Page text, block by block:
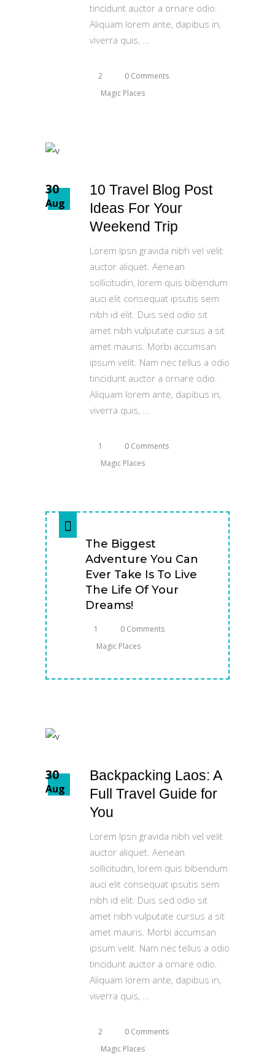
tincidunt auctor a ornare odio.
Aliquam lorem ante, dapibus in,
viverra quis,
2
0 Comments
Magic Places
30
Aug
10 Travel Blog Post
Ideas For Your
Weekend Trip
Lorem Ipsn gravida nibh vel velit
auctor aliquet. Aenean
sollicitudin, lorem quis bibendum
auci elit consequat ipsutis sem
nibh id elit. Duis sed odio sit
amet nibh vulputate cursus a sit
amet mauris. Morbi accumsan
ipsum velit. Nam nec tellus a odio
tincidunt auctor a ornare odio.
Aliquam lorem ante, dapibus in,
viverra quis,
1
0 Comments
Magic Places
The Biggest
Adventure You Can
Ever Take Is To Live
The Life Of Your
Dreams!
1
0 Comments
Magic Places
30
Aug
Backpacking Laos: A
Full Travel Guide for
You
Lorem Ipsn gravida nibh vel velit
auctor aliquet. Aenean
sollicitudin, lorem quis bibendum
auci elit consequat ipsutis sem
nibh id elit. Duis sed odio sit
amet nibh vulputate cursus a sit
amet mauris. Morbi accumsan
ipsum velit. Nam nec tellus a odio
tincidunt auctor a ornare odio.
Aliquam lorem ante, dapibus in,
viverra quis,
2
0 Comments
Magic Places